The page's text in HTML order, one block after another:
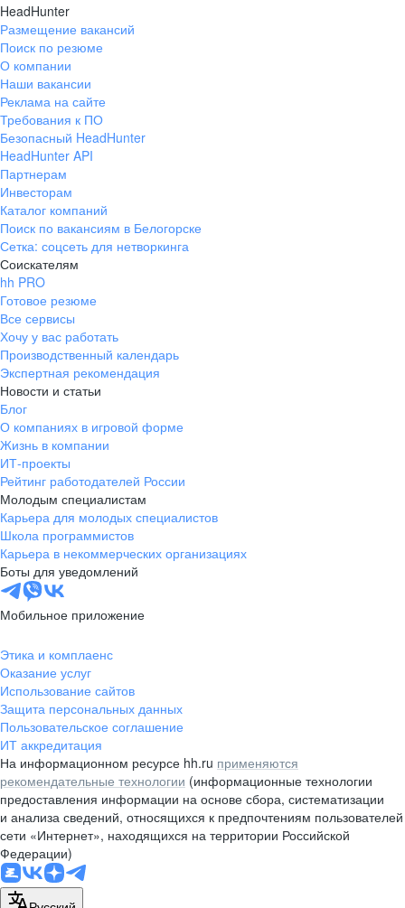
HeadHunter
Размещение вакансий
Поиск по резюме
О компании
Наши вакансии
Реклама на сайте
Требования к ПО
Безопасный HeadHunter
HeadHunter API
Партнерам
Инвесторам
Каталог компаний
Поиск по вакансиям в Белогорске
Сетка: соцсеть для нетворкинга
Соискателям
hh PRO
Готовое резюме
Все сервисы
Хочу у вас работать
Производственный календарь
Экспертная рекомендация
Новости и статьи
Блог
О компаниях в игровой форме
Жизнь в компании
ИТ-проекты
Рейтинг работодателей России
Молодым специалистам
Карьера для молодых специалистов
Школа программистов
Карьера в некоммерческих организациях
Боты для уведомлений
Мобильное приложение
Этика и комплаенс
Оказание услуг
Использование сайтов
Защита персональных данных
Пользовательское соглашение
ИТ аккредитация
На информационном ресурсе hh.ru применяются
рекомендательные технологии (информационные технологии
предоставления информации на основе сбора, систематизации
и анализа сведений, относящихся к предпочтениям пользователей
сети «Интернет», находящихся на территории Российской
Федерации)